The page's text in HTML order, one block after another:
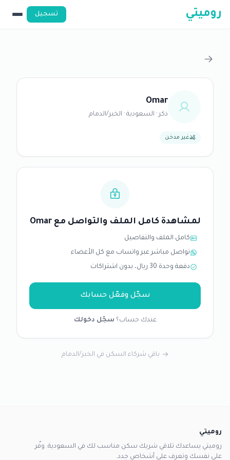
روميتي تسجيل
Omar
ذكر · السعودية · الخبر/الدمام
غير مدخن
لمشاهدة كامل الملف والتواصل مع Omar
كامل الملف والتفاصيل
تواصل مباشر عبر واتساب مع كل الأعضاء
دفعة وحدة 30 ريال، بدون اشتراكات
سجّل وفعّل حسابك
عندك حساب؟ سجّل دخولك
باقي شركاء السكن في الخبر/الدمام
روميتي
روميتي يساعدك تلاقي شريك سكن مناسب لك في السعودية. وفّر
على نفسك وتعرف على أشخاص جدد.